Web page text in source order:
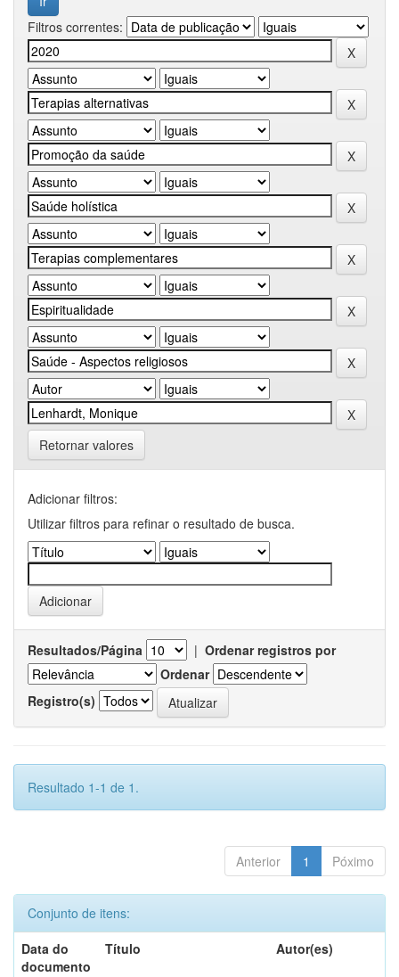
Filtros correntes:
Retornar valores
Adicionar filtros:
Utilizar filtros para refinar o resultado de busca.
Resultados/Página | Ordenar registros por
Ordenar
Registro(s)
Resultado 1-1 de 1.
Anterior 1 Póximo
Conjunto de itens:
Data do
documento
Título Autor(es)